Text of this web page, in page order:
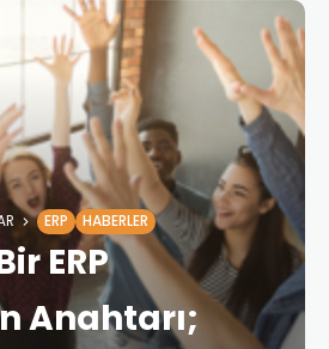
ERP HABERLER
ERP
Anahtarı;